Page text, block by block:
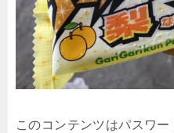
このコンテンツはパスワ